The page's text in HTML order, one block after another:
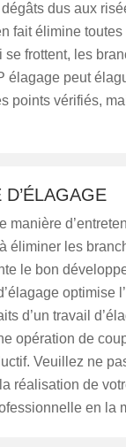
dus aux
fait élimine
frottent, les
élagage peut
points vérifiés,
manière
éliminer les
le bon
optimise
d’un travail
opération de
Veuillez ne
réalisation de
en la